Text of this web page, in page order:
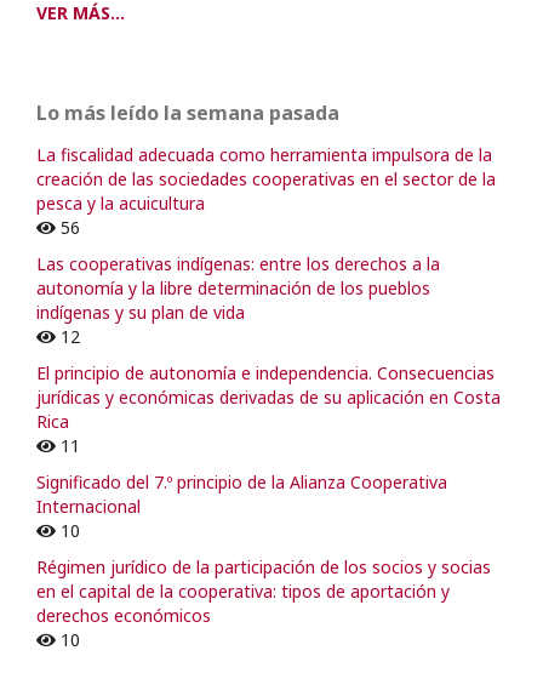
VER MÁS...
Lo más leído la semana pasada
La fiscalidad adecuada como herramienta impulsora de la
creación de las sociedades cooperativas en el sector de la
pesca y la acuicultura
56
Las cooperativas indígenas: entre los derechos a la
autonomía y la libre determinación de los pueblos
indígenas y su plan de vida
12
El principio de autonomía e independencia. Consecuencias
jurídicas y económicas derivadas de su aplicación en Costa
Rica
11
Significado del 7.º principio de la Alianza Cooperativa
Internacional
10
Régimen jurídico de la participación de los socios y socias
en el capital de la cooperativa: tipos de aportación y
derechos económicos
10